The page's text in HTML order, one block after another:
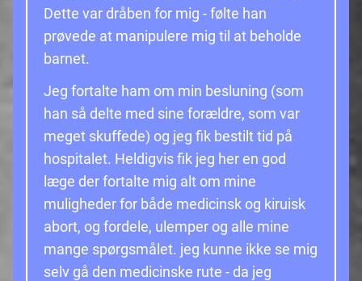
Dette var dråben for mig - følte han
prøvede at manipulere mig til at beholde
barnet.
Jeg fortalte ham om min besluning (som
han så delte med sine forældre, som var
meget skuffede) og jeg fik bestilt tid på
hospitalet. Heldigvis fik jeg her en god
læge der fortalte mig alt om mine
muligheder for både medicinsk og kiruisk
abort, og fordele, ulemper og alle mine
mange spørgsmålet. jeg kunne ikke se mig
selv gå den medicinske rute - da jeg